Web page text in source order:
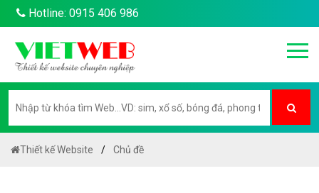
Hotline: 0915 406 986
Thiết kế Website Chủ đề